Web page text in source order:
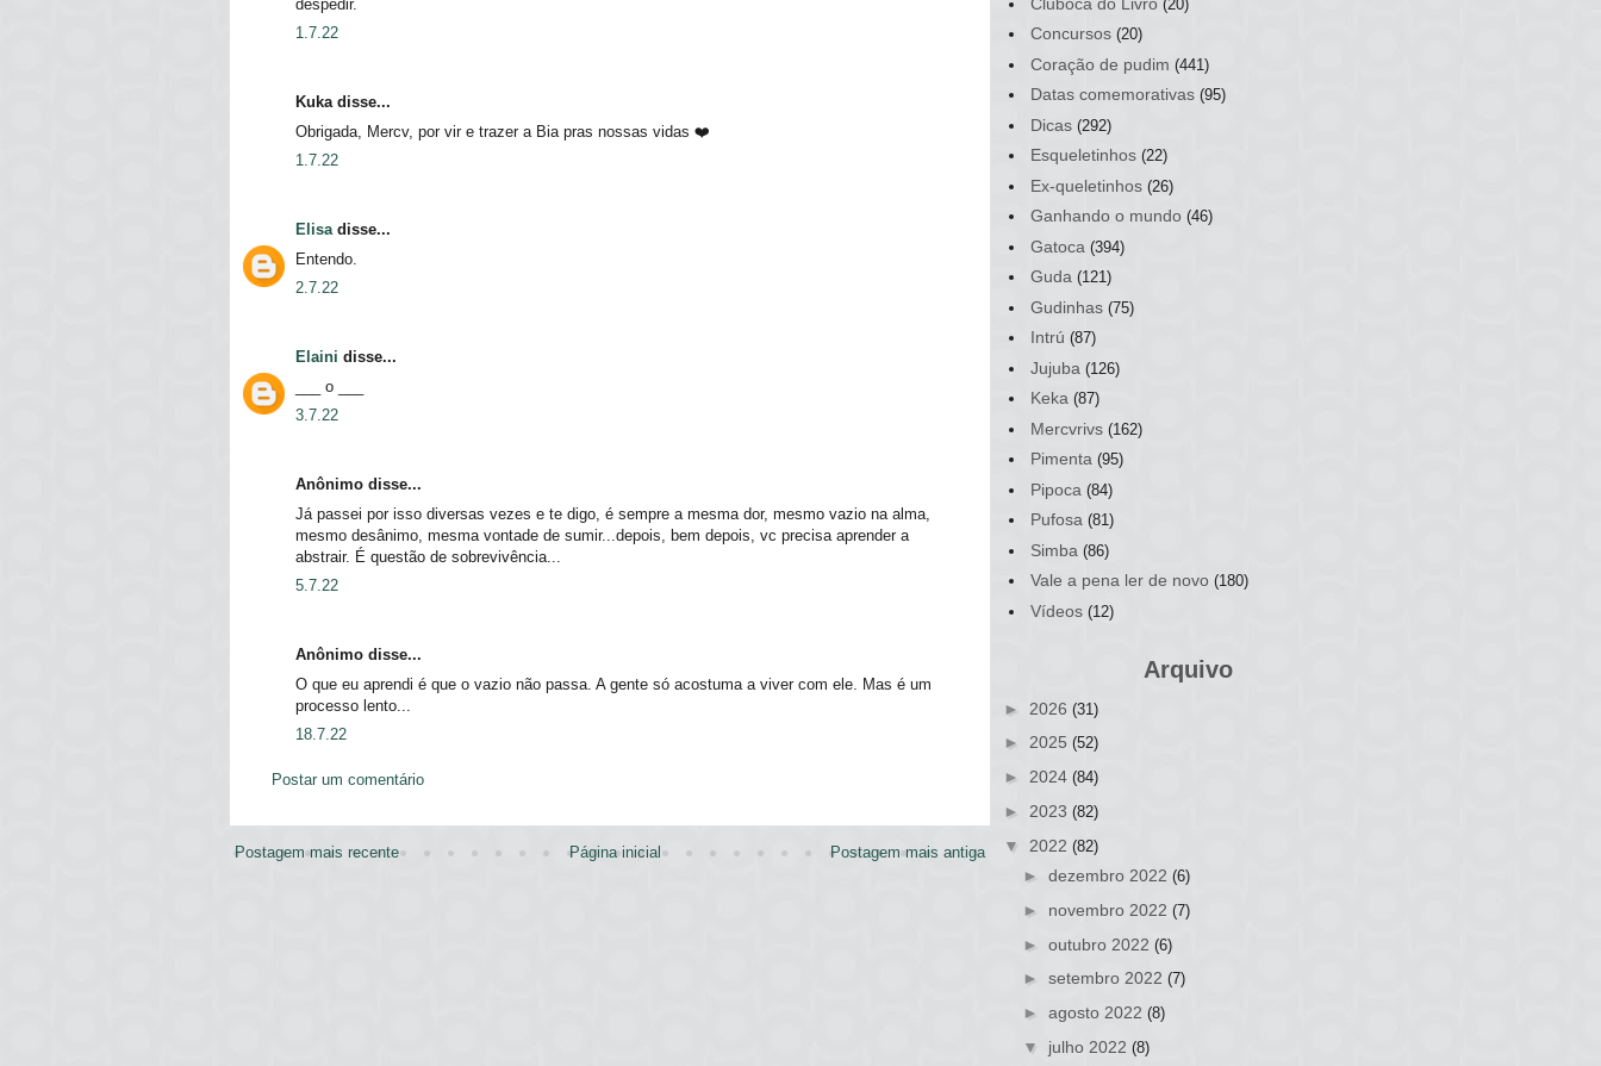
despedir.
1.7.22
Kuka disse...
Obrigada, Mercv, por vir e trazer a Bia pras nossas vidas ❤️
1.7.22
Elisadisse...
Entendo.
2.7.22
Elaini disse...
___ o ___
3.7.22
Anônimo disse...
Já passei por isso diversas vezes e te digo, é sempre a mesma dor, mesmo vazio na alma,
mesmo desânimo, mesma vontade de sumir...depois, bem depois, vc precisa aprender a
abstrair. É questão de sobrevivência...
5.7.22
Anônimo disse...
O que eu aprendi é que o vazio não passa. A gente só acostuma a viver com ele. Mas é um
processo lento...
18.7.22
Postar um comentário
Postagem mais recente Postagem mais antiga
Página inicial
(20)
Concursos (20)
Coração de pudim (441)
Datas comemorativas (95)
Dicas (292)
Esqueletinhos (22)
Ex-queletinhos (26)
Ganhando o mundo (46)
Gatoca (394)
Guda (121)
Gudinhas (75)
Intrú (87)
Jujuba (126)
Keka (87)
Mercvrivs (162)
Pimenta (95)
Pipoca (84)
Pufosa (81)
Simba (86)
Vale a pena ler de novo (180)
Vídeos (12)
Arquivo
► 2026 (31)
► 2025 (52)
► 2024 (84)
► 2023 (82)
▼ 2022 (82)
► dezembro 2022 (6)
► novembro 2022 (7)
► outubro 2022 (6)
► setembro 2022 (7)
► agosto 2022 (8)
▼ julho 2022 (8)